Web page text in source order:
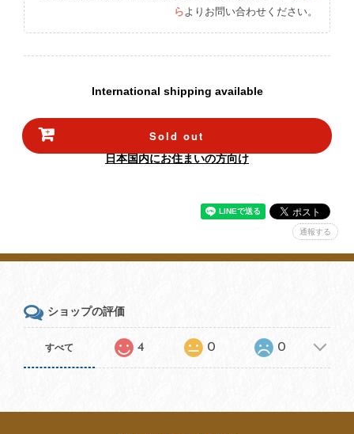
ら よりお問い合わせください。
International shipping available
Sold out
日本国内にお住まいの方向け
通報する
ショップの評価
すべて 4 0 0